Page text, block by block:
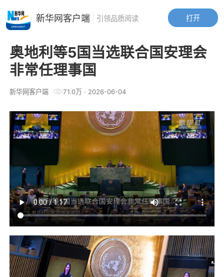
奥地利等5国当选联合国安理会
非常任理事国
新华网客户端 71.0万· 2026-06-04
打开
新华网客户端 引领品质阅读